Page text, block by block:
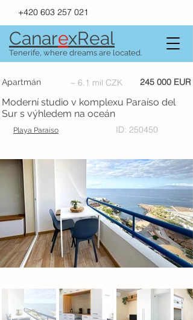
+420 603 257 021
CanarexReal
Tenerife, where dreams are located.
Apartmán ~ 6.1 mil CZK 245 000 EUR
Moderní studio v komplexu Paraíso del
Sur s výhledem na oceán
Playa Paraíso ID: 250450